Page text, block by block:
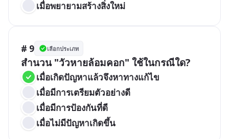
เมื่อพยายามสร้างสิ่งใหม่
# 9 เลือกประเภท
สำนวน "วัวหายล้อมคอก" ใช้ในกรณีใด?
เมื่อเกิดปัญหาแล้วจึงหาทางแก้ไข
เมื่อมีการเตรียมตัวอย่างดี
เมื่อมีการป้องกันที่ดี
เมื่อไม่มีปัญหาเกิดขึ้น